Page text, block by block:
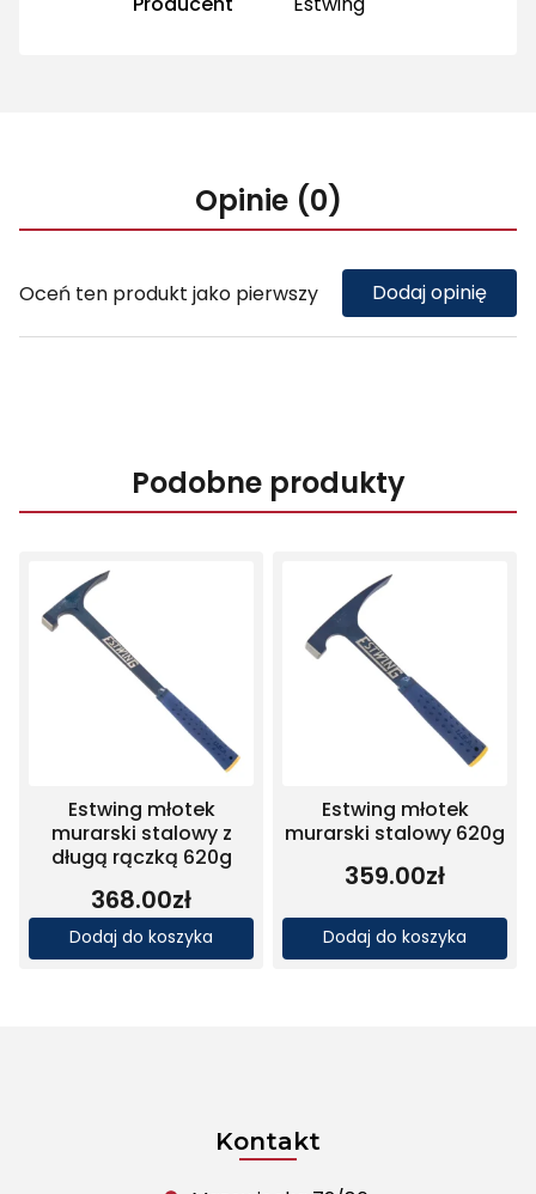
Opinie (0)
Oceń ten produkt jako pierwszy Dodaj opinię
Podobne produkty
Estwing młotek
murarski stalowy z
długą rączką 620g
368.00zł
Dodaj do koszyka
Estwing młotek
murarski stalowy 620g
359.00zł
Dodaj do koszyka
Kontakt